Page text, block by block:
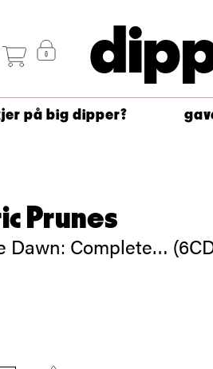
på big dipper?
Prunes
Dawn: Complete…